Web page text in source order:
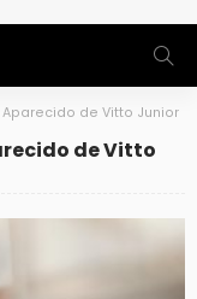
de Vitto Junior
de Vitto